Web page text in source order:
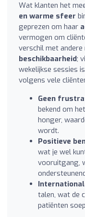
Wat klanten het
en warme sfeer
geprezen om haar
vermogen om
verschil met
beschikbaarheid;
wekelijkse sessies
volgens vele
Geen
bekend om
honger,
wordt.
Positieve
wat je wel
vooruitgang,
talen, wat de
patiënten